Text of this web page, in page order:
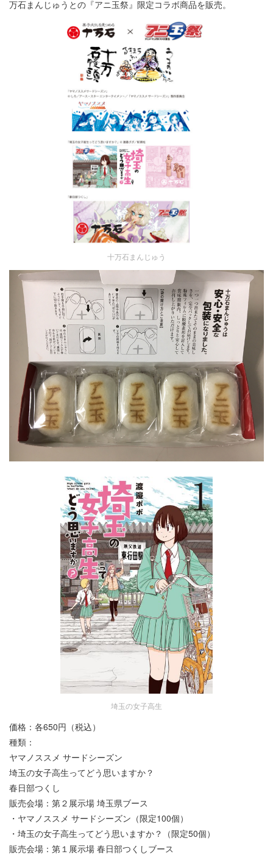
万石まんじゅうとの『アニ玉祭』限定コラボ商品を販売。
十万石まんじゅう
埼玉の女子高生
価格：各650円（税込）
種類：
ヤマノススメ サードシーズン
埼玉の女子高生ってどう思いますか？
春日部つくし
販売会場：第２展示場 埼玉県ブース
・ヤマノススメ サードシーズン（限定100個）
・埼玉の女子高生ってどう思いますか？（限定50個）
販売会場：第１展示場 春日部つくしブース